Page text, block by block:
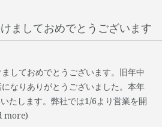
ましておめでとうございます
しておめでとうございます。旧年中
なりありがとうございました。本年
たします。弊社では1/6より営業を開
more)